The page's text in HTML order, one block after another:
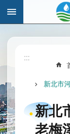
跳到主要內容區塊
進
計
畫
:::
新北市
新北
老梅